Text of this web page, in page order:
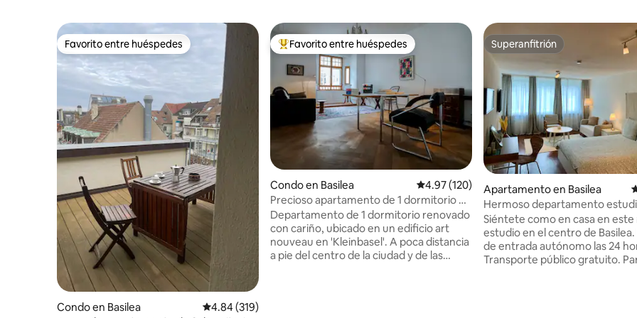
Favorito entre huéspedes
Favorito entre huéspedes
Condo en Basilea Calificación promedio: 4.84 de 5, 319 reseñas
4.84 (319)
Favorito entre huéspedes preferido
Favorito entre huéspedes
Condo en Basilea Calificación promedio: 4.97 de 5, 120 reseñas
4.97 (120)
Precioso apartamento de 1 dormitorio de
estilo art nouveau en Kleinbasel
Departamento de 1 dormitorio renovado
con cariño, ubicado en un edificio art
nouveau en 'Kleinbasel'. A poca distancia
a pie del centro de la ciudad y de las
Superanfitrión
Superanfitrión
Apartamento en Basilea
Hermoso departamento
Heart - 33
Siéntete como en casa en
estudio en el centro de
de entrada autónomo las 24
Transporte público gratuito.